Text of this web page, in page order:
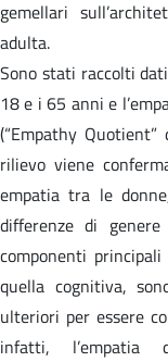
gemellari
adulta.
Sono stati raccolti
18 e i 65 anni e
(“Empathy
rilievo viene
empatia tra le
differenze di
componenti principali
quella cognitiva,
ulteriori per essere
infatti, l’empatia